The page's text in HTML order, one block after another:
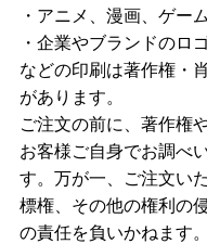
・アニメ、漫画、ゲー
・企業やブランドのロ
などの印刷は著作権・
があります。
ご注文の前に、著作権
お客様ご自身でお調べ
す。万が一、ご注文い
標権、その他の権利の
の責任を負いかねます。